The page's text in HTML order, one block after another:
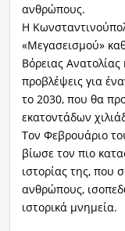
ανθρώπους.
Η
«Μεγασεισμού»
Βόρειας Ανατολίας
προβλέψεις για
το 2030, που θα
εκατοντάδων
Τον Φεβρουάριο
βίωσε τον πιο
ιστορίας της, που
ανθρώπους,
ιστορικά μνημεία.